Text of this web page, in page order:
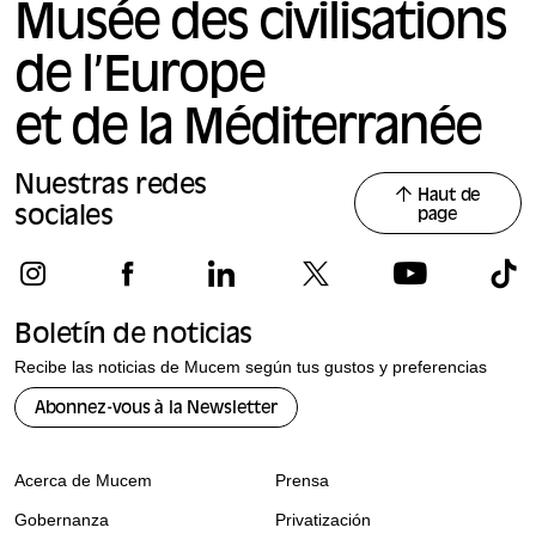
Musée des civilisations
de l’Europe
et de la Méditerranée
Nuestras redes
sociales
Haut de
page
Boletín de noticias
Recibe las noticias de Mucem según tus gustos y preferencias
Abonnez-vous à la Newsletter
Acerca de Mucem
Gobernanza
Prensa
Privatización